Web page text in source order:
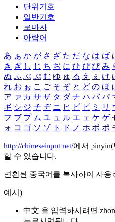
단위기호
일반기호
로마자
아랍어
あ ぁ か が さ ざ た だ な は ば
き ぎ し じ ち ぢ に ひ び ぴ み
ぬ ふ ぶ ぷ む ゆ ゅ る え ぇ け
れ お ぉ こ ご そ ぞ と ど の ほ
ア ァ カ サ ザ タ ダ ナ ハ バ パ
ギ シ ジ チ ヂ ニ ヒ ビ ピ ミ リ
フ ブ プ ム ユ ュ ル エ ェ ケ ゲ
ォ コ ゴ ソ ゾ ト ド ノ ホ ボ ポ
http://chineseinput.net/에서
할 수 있습니다.
변환된 중국어를 복사하여 사용
예시)
中文 을 입력하시려면